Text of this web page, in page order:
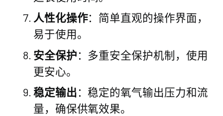
人性化操作：简单直观的操作界面，
易于使用。
安全保护：多重安全保护机制，使用
更安心。
稳定输出：稳定的氧气输出压力和流
量，确保供氧效果。